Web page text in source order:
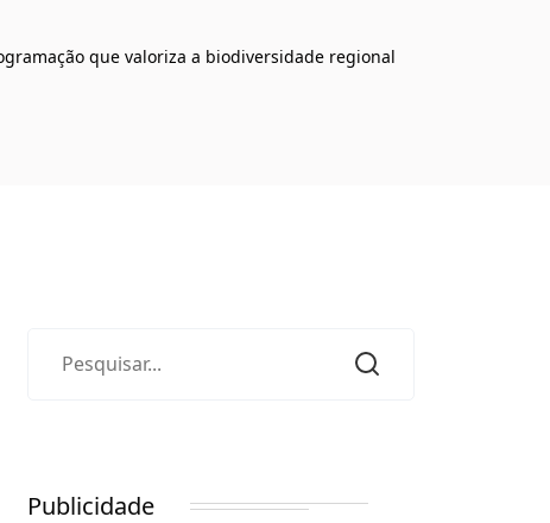
que valoriza a biodiversidade regional
Publicidade